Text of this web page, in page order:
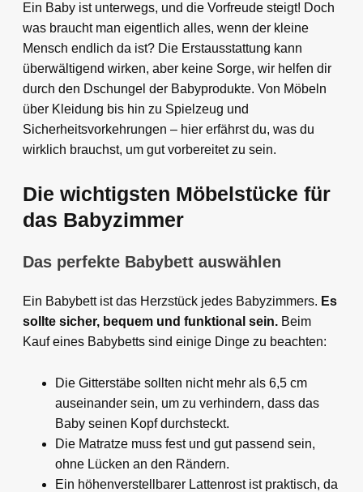
Ein Baby ist unterwegs, und die Vorfreude steigt! Doch
was braucht man eigentlich alles, wenn der kleine
Mensch endlich da ist? Die Erstausstattung kann
überwältigend wirken, aber keine Sorge, wir helfen dir
durch den Dschungel der Babyprodukte. Von Möbeln
über Kleidung bis hin zu Spielzeug und
Sicherheitsvorkehrungen – hier erfährst du, was du
wirklich brauchst, um gut vorbereitet zu sein.
Die wichtigsten Möbelstücke für
das Babyzimmer
Das perfekte Babybett auswählen
Ein Babybett ist das Herzstück jedes Babyzimmers. Es
sollte sicher, bequem und funktional sein. Beim
Kauf eines Babybetts sind einige Dinge zu beachten:
Die Gitterstäbe sollten nicht mehr als 6,5 cm
auseinander sein, um zu verhindern, dass das
Baby seinen Kopf durchsteckt.
Die Matratze muss fest und gut passend sein,
ohne Lücken an den Rändern.
Ein höhenverstellbarer Lattenrost ist praktisch, da